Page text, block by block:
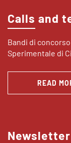
Calls and
Bandi di
Sperimentale di
READ
Newsletter